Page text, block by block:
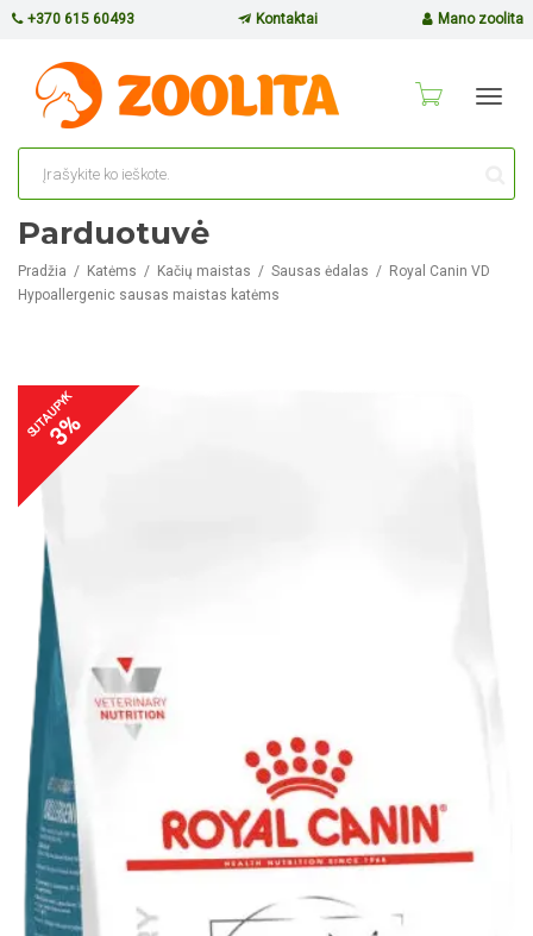
+370 615 60493 Kontaktai Mano zoolita
Parduotuvė
Pradžia Katėms Kačių maistas Sausas ėdalas
Royal Canin VD
Hypoallergenic sausas maistas katėms
SUTAUPYK
3%